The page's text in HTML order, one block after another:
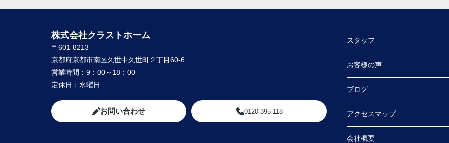
株式会社クラストホーム
〒601-8213
京都府京都市南区久世中久世町２丁目60-6
営業時間： 9：00～18：00
定休日： 水曜日
お問い合わせ 0120-395-118
スタッフ
お客様の声
ブログ
アクセスマップ
会社概要